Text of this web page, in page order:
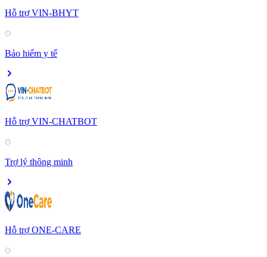
Hỗ trợ VIN-BHYT
Bảo hiểm y tế
Hỗ trợ VIN-CHATBOT
Trợ lý thông minh
Hỗ trợ ONE-CARE